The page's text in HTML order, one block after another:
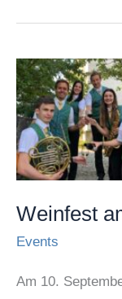
Weinfest
Events
Am 10.
Weinfest
am
Schlossberg